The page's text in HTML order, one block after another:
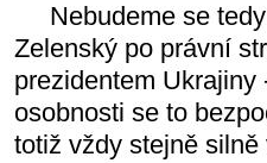
Nebudeme se tedy
Zelenský po právní
prezidentem
osobnosti se to
totiž vždy stejně